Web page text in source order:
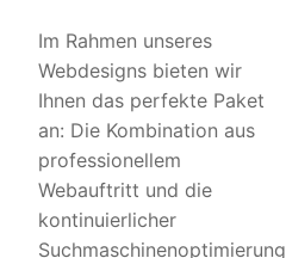
Im Rahmen unseres
Webdesigns bieten wir
Ihnen das perfekte Paket
an: Die Kombination aus
professionellem
Webauftritt und die
kontinuierlicher
Suchmaschinenoptimierung